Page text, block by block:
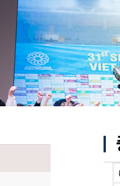
학교 CI
교직원현황
학생현황
위치/전화
전경사진